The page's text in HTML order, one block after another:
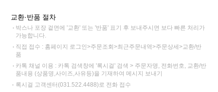
교환·반품 절차
박스나 포장 겉면에 '교환' 또는 '반품' 표기 후 보내주시면 보다 빠른 처리가
가능합니다.
직접 접수 : 홈페이지 로그인>주문조회>최근주문내역>주문상세>교환/반
품
카톡 채널 이용 : 카톡 검색창에 '록시걸' 검색 > 주문자명, 전화번호, 교환/반
품내용 (상품명,사이즈,사유등)을 기재하여 메시지 보내기
록시걸 고객센터(031.522.4488)로 전화 접수